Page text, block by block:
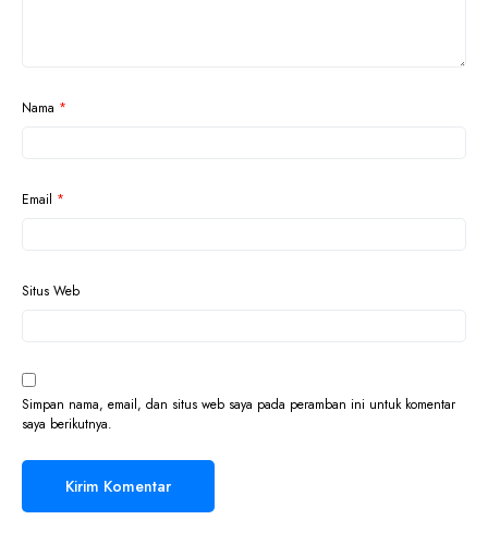
Nama *
Email *
Situs Web
Simpan nama, email, dan situs web saya pada peramban ini untuk komentar
saya berikutnya.